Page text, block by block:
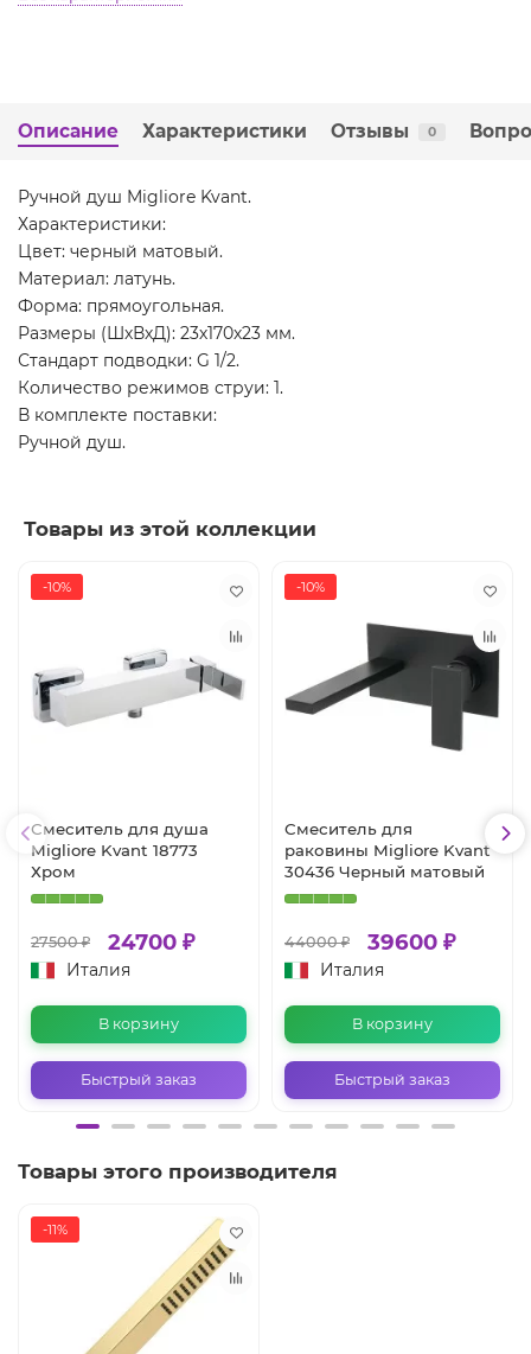
Описание Характеристики Отзывы 0
Ручной душ Migliore Kvant.
Характеристики:
Цвет: черный матовый.
Материал: латунь.
Форма: прямоугольная.
Размеры (ШхВхД): 23х170х23 мм.
Стандарт подводки: G 1/2.
Количество режимов струи: 1.
В комплекте поставки:
Ручной душ.
Товары из этой коллекции
-10%
Смеситель для душа
Migliore Kvant 18773
Хром
27500 ₽ 24700 ₽
Италия
В корзину
Быстрый заказ
-10%
Смеситель для
раковины Migliore Kvant
30436 Черный матовый
44000 ₽ 39600 ₽
Италия
В корзину
Быстрый заказ
Товары этого производителя
-11%